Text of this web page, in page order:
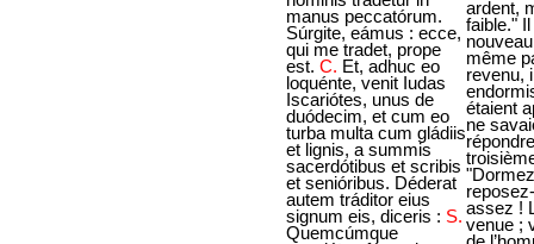
manus peccatórum.
Súrgite, eámus : ecce,
qui me tradet, prope
est. C. Et, adhuc eo
loquénte, venit Iudas
Iscariótes, unus de
duódecim, et cum eo
turba multa cum gládiis
et lignis, a summis
sacerdótibus et scribis
et senióribus. Déderat
autem tráditor eius
signum eis, diceris : S.
Quemcúmque